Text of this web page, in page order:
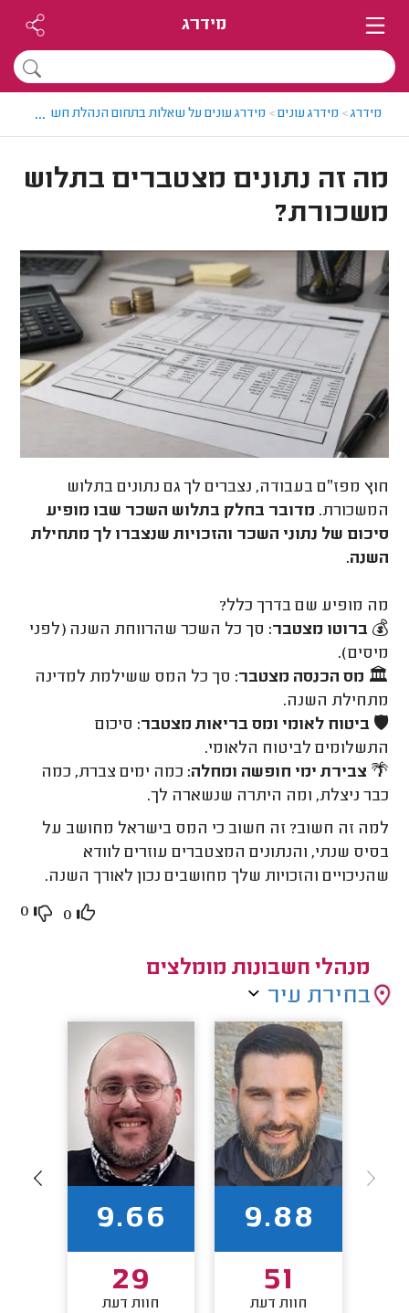
מידרג
מידרג> מידרג עונים> מידרג עונים על שאלות בתחום הנהלת חשבונות
...
מה זה נתונים מצטברים בתלוש
משכורת?
חוץ מפז״ם בעבודה, נצברים לך גם נתונים בתלוש
המשכורת. מדובר בחלק בתלוש השכר שבו מופיע
סיכום של נתוני השכר והזכויות שנצברו לך מתחילת
השנה.
מה מופיע שם בדרך כלל?
💰 ברוטו מצטבר: סך כל השכר שהרווחת השנה (לפני
מיסים).
🏛️ מס הכנסה מצטבר: סך כל המס ששילמת למדינה
מתחילת השנה.
🛡️ ביטוח לאומי ומס בריאות מצטבר: סיכום
התשלומים לביטוח הלאומי.
🌴 צבירת ימי חופשה ומחלה: כמה ימים צברת, כמה
כבר ניצלת, ומה היתרה שנשארה לך.
למה זה חשוב? זה חשוב כי המס בישראל מחושב על
בסיס שנתי, והנתונים המצטברים עוזרים לוודא
שהניכויים והזכויות שלך מחושבים נכון לאורך השנה.
0
0
מנהלי חשבונות מומלצים
בחירת עיר
9.88
51
חוות דעת
9.66
29
חוות דעת